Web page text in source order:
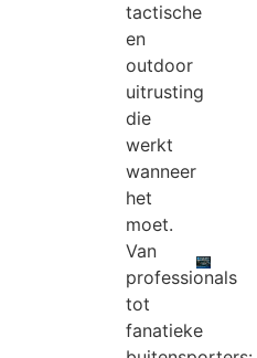
tactische
en
outdoor
uitrusting
die
werkt
wanneer
het
moet.
Van
professionals
tot
fanatieke